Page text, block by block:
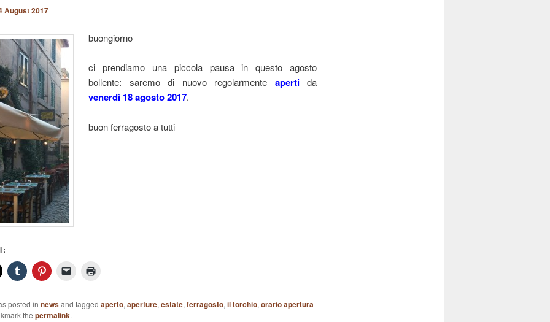
August 2017
buongiorno
ci prendiamo una piccola pausa in questo agosto
bollente: saremo di nuovo regolarmente aperti da
venerdì 18 agosto 2017.
buon ferragosto a tutti
posted in newsand tagged aperto,aperture,estate,ferragosto,il torchio,orario apertura
the permalink.